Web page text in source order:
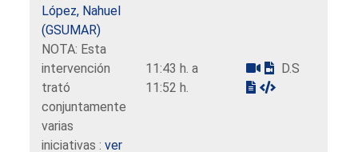
López, Nahuel
(GSUMAR)
NOTA: Esta
intervención
trató
conjuntamente
varias
iniciativas :ver
11:43 h. a
11:52 h.
D.S